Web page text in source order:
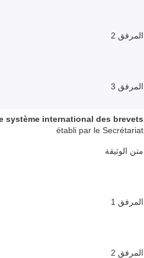
المرفق 2
المرفق 3
système international des brevets
établi par le Secrétariat
متن الوثيقة
المرفق 1
المرفق 2